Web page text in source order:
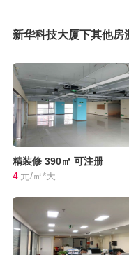
新华科技大厦下其他房
精装修 390㎡ 可注册
4 元/㎡*天